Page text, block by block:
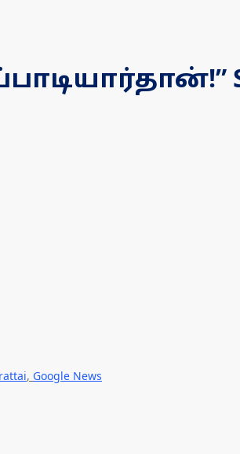
, Google News